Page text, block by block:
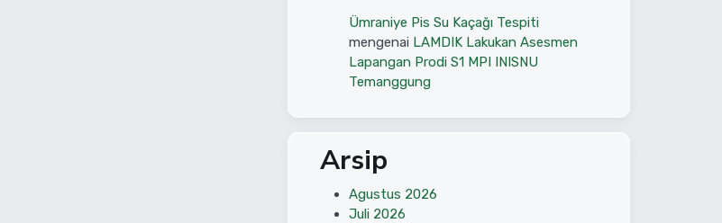
Ümraniye Pis Su Kaçağı Tespiti
mengenai LAMDIK Lakukan Asesmen
Lapangan Prodi S1 MPI INISNU
Temanggung
Arsip
Agustus 2026
Juli 2026